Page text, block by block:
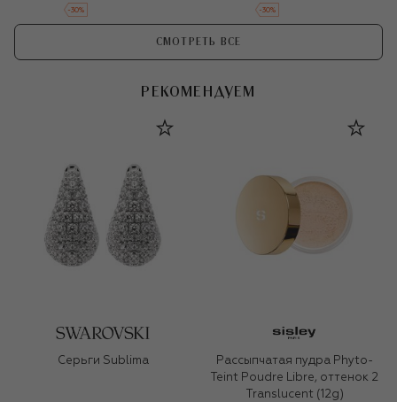
-30% -30%
СМОТРЕТЬ ВСЕ
РЕКОМЕНДУЕМ
Серьги Sublima
Рассыпчатая пудра Phyto-
Teint Poudre Libre, оттенок 2
Translucent (12g)